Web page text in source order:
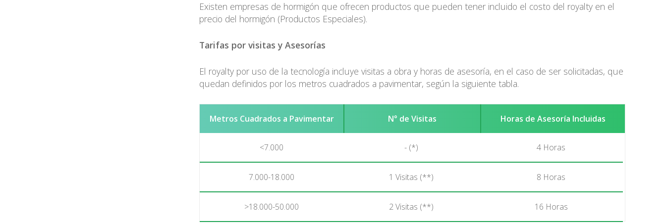
Existen empresas de hormigón que ofrecen productos que pueden tener incluido el costo del royalty en el
precio del hormigón (Productos Especiales).
Tarifas por visitas y Asesorías
El royalty por uso de la tecnología incluye visitas a obra y horas de asesoría, en el caso de ser solicitadas, que
quedan definidos por los metros cuadrados a pavimentar, según la siguiente tabla.
Metros Cuadrados a Pavimentar N° de Visitas Horas de Asesoría Incluidas
<7.000 - (*) 4 Horas
7.000-18.000 1 Visitas (**) 8 Horas
>18.000-50.000 2 Visitas (**) 16 Horas